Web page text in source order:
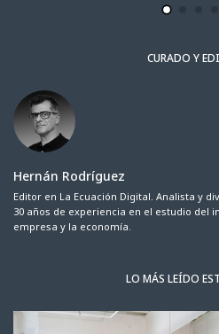
CURADO Y
Hernán Rodríguez
Editor en La Ecuación Digital. Analista y
30 años de experiencia en el estudio del
empresa y la economía.
LO MÁS LEÍDO